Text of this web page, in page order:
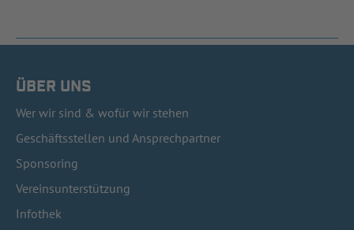
ÜBER UNS
Wer wir sind & wofür wir stehen
Geschäftsstellen und Ansprechpartner
Sponsoring
Vereinsunterstützung
Infothek